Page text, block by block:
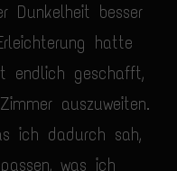
Dunkelheit besser
hatte
endlich geschafft,
auszuweiten.
ich dadurch sah,
was ich